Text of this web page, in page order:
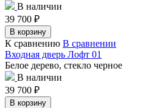
В наличии
39 700 ₽
В корзину
К сравнению В сравнении
Входная дверь Лофт 01
Белое дерево, стекло черное
В наличии
39 700 ₽
В корзину